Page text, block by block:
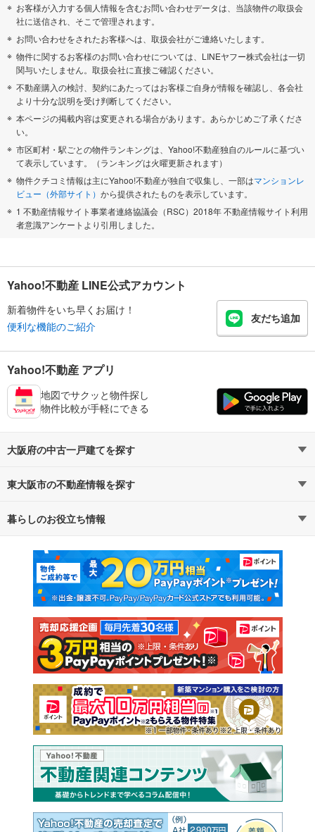
お客様が入力する個人情報を含むお問い合わせデータは、当該物件の取扱会
社に送信され、そこで管理されます。
お問い合わせをされたお客様へは、取扱会社がご連絡いたします。
物件に関するお客様のお問い合わせについては、LINEヤフー株式会社は一切
関与いたしません。取扱会社に直接ご確認ください。
不動産購入の検討、契約にあたってはお客様ご自身が情報を確認し、各会社
より十分な説明を受け判断してください。
本ページの掲載内容は変更される場合があります。あらかじめご了承くださ
い。
市区町村・駅ごとの物件ランキングは、Yahoo!不動産独自のルールに基づい
て表示しています。（ランキングは火曜更新されます）
物件クチコミ情報は主にYahoo!不動産が独自で収集し、一部はマンションレ
ビュー（外部サイト） から提供されたものを表示しています。
1 不動産情報サイト事業者連絡協議会（RSC）2018年 不動産情報サイト利用
者意識アンケートより引用しました。
Yahoo!不動産 LINE公式アカウント
新着物件をいち早くお届け！
便利な機能のご紹介
友だち追加
Yahoo!不動産 アプリ
地図でサクッと物件探し
物件比較が手軽にできる
大阪府の中古一戸建てを探す
路線・駅から探す
通勤・通学時間から探す
東大阪市の不動産情報を探す
不動産・住宅
新築マンション 中古マンション
新築一戸建て 中古一戸建て
注文住宅 土地
売却査定
暮らしのお役立ち情報
マンションカタログ 教えて！住まいの先生